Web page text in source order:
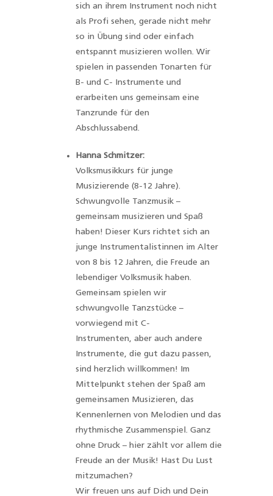
sich an ihrem Instrument noch nicht
als Profi sehen, gerade nicht mehr
so in Übung sind oder einfach
entspannt musizieren wollen. Wir
spielen in passenden Tonarten für
B- und C- Instrumente und
erarbeiten uns gemeinsam eine
Tanzrunde für den
Abschlussabend.
Hanna Schmitzer:
Volksmusikkurs für junge
Musizierende (8-12 Jahre).
Schwungvolle Tanzmusik –
gemeinsam musizieren und Spaß
haben! Dieser Kurs richtet sich an
junge Instrumentalistinnen im Alter
von 8 bis 12 Jahren, die Freude an
lebendiger Volksmusik haben.
Gemeinsam spielen wir
schwungvolle Tanzstücke –
vorwiegend mit C-
Instrumenten, aber auch andere
Instrumente, die gut dazu passen,
sind herzlich willkommen! Im
Mittelpunkt stehen der Spaß am
gemeinsamen Musizieren, das
Kennenlernen von Melodien und das
rhythmische Zusammenspiel. Ganz
ohne Druck – hier zählt vor allem die
Freude an der Musik! Hast Du Lust
mitzumachen?
Wir freuen uns auf Dich und Dein